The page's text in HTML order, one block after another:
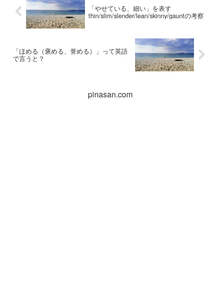
「やせている、細い」を表す
thin/slim/slender/lean/skinny/gauntの考察
「ほめる（褒める、誉める）」って英語
で言うと？
pinasan.com